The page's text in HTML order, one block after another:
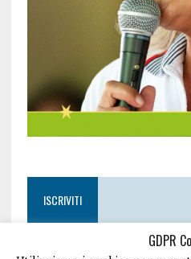
ISCRIVITI
GDPR